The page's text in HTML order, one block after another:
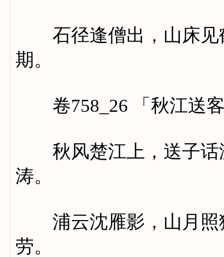
石径逢僧出，山床见
期。
卷758_26 「秋江送
秋风楚江上，送子话
涛。
浦云沈雁影，山月照
劳。